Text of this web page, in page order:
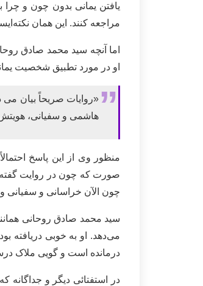
یافتن یمانی بدون چون و
مراجعه کنند. این همان
او در مورد تطبیق شخصیت
«روایات صریحاً بیان
هاشمی و سفیانی،
منظور وی از این پاسخ
صورت که چون در روایت
چون الآن خراسانی و سفیانی
سید محمد صادق روحانی
می‌دهد. او به خوبی دریافته
درمانده است و گویی ملاک
در استفتائی دیگر و